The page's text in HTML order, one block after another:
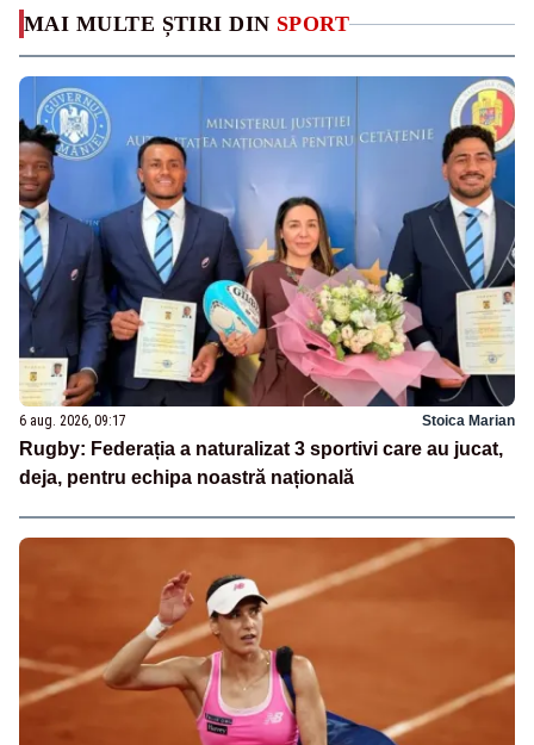
MAI MULTE ȘTIRI DIN SPORT
6 aug. 2026, 09:17 Stoica Marian
Rugby: Federația a naturalizat 3 sportivi care au jucat,
deja, pentru echipa noastră națională